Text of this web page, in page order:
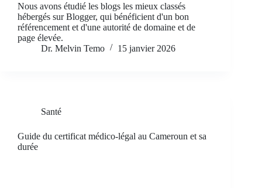
Nous avons étudié les blogs les mieux classés
hébergés sur Blogger, qui bénéficient d'un bon
référencement et d'une autorité de domaine et de
page élevée.
Dr. Melvin Temo
15 janvier 2026
Santé
Guide du certificat médico-légal au Cameroun et sa
durée